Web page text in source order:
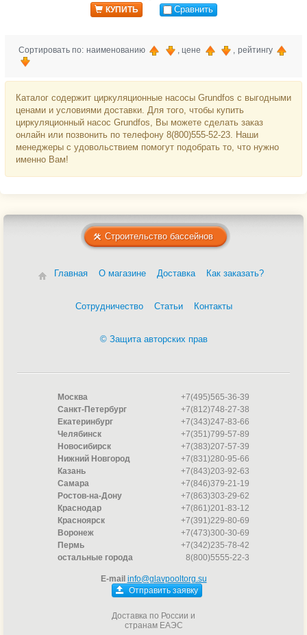
КУПИТЬ
Сравнить
Сортировать по: наименованию , цене , рейтингу
Каталог содержит циркуляционные насосы Grundfos с выгодными
ценами и условиями доставки. Для того, чтобы купить
циркуляционный насос Grundfos, Вы можете сделать заказ
онлайн или позвонить по телефону 8(800)555-52-23. Наши
менеджеры с удовольствием помогут подобрать то, что нужно
именно Вам!
Строительство бассейнов
Главная О магазине Доставка Как заказать?
Сотрудничество Статьи Контакты
© Защита авторских прав
Москва
+7(495)565-36-39
Санкт-Петербург
+7(812)748-27-38
Екатеринбург
+7(343)247-83-66
Челябинск
+7(351)799-57-89
Новосибирск
+7(383)207-57-39
Нижний Новгород
+7(831)280-95-66
Казань
+7(843)203-92-63
Самара
+7(846)379-21-19
Ростов-на-Дону
+7(863)303-29-62
Краснодар
+7(861)201-83-12
Красноярск
+7(391)229-80-69
Воронеж
+7(473)300-30-69
Пермь
+7(342)235-78-42
остальные города
8(800)5555-22-3
E-mail info@glavpooltorg.su
Отправить заявку
Доставка по России и
странам ЕАЭС